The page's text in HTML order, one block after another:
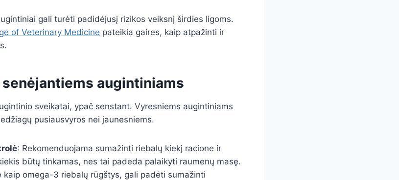
gali turėti padidėjusį rizikos veiksnį širdies ligoms.
of Veterinary Medicine pateikia gaires, kaip atpažinti ir
augintiniams
sveikatai, ypač senstant. Vyresniems augintiniams
pusiausvyros nei jaunesniems.
: Rekomenduojama sumažinti riebalų kiekį racione ir
būtų tinkamas, nes tai padeda palaikyti raumenų masę.
kaip omega-3 riebalų rūgštys, gali padėti sumažinti